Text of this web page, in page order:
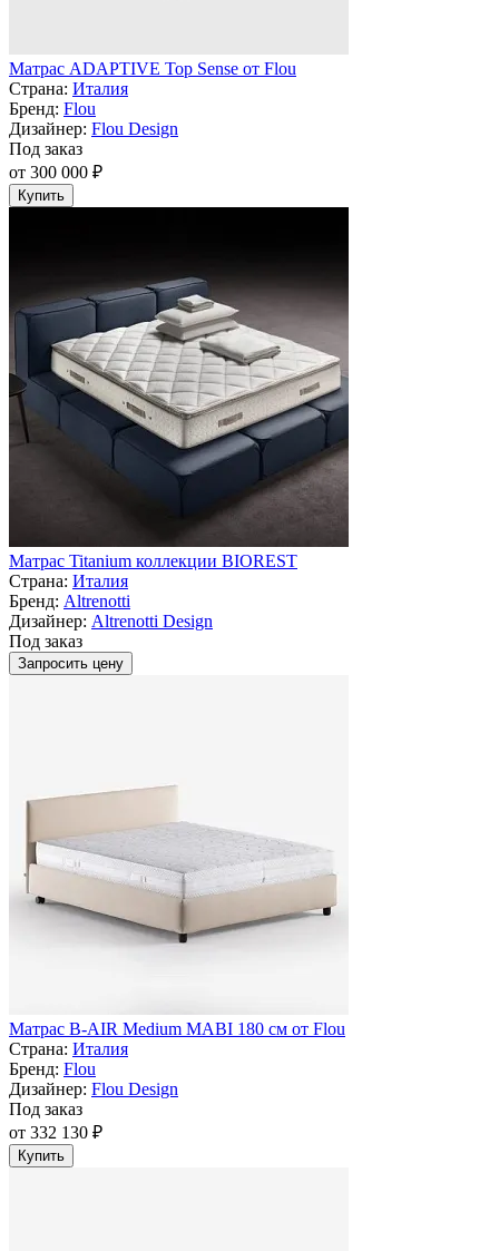
Матрас ADAPTIVE Top Sense от Flou
Страна: Италия
Бренд: Flou
Дизайнер: Flou Design
Под заказ
от 300 000 ₽
Купить
Матрас Titanium коллекции BIOREST
Страна: Италия
Бренд: Altrenotti
Дизайнер: Altrenotti Design
Под заказ
Запросить цену
Матрас B-AIR Medium MABI 180 см от Flou
Страна: Италия
Бренд: Flou
Дизайнер: Flou Design
Под заказ
от 332 130 ₽
Купить